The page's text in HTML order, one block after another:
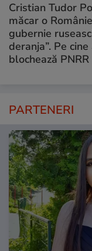
Cristian Tudor
măcar o
gubernie
deranja”. Pe cine
blochează PNRR
PARTENERI